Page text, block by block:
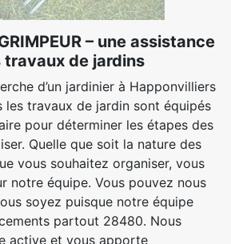
– une assistance
de jardins
d’un jardinier à Happonvilliers
les travaux de jardin sont équipés
pour déterminer les étapes des
Quelle que soit la nature des
vous souhaitez organiser, vous
notre équipe. Vous pouvez nous
soyez puisque notre équipe
partout 28480. Nous
active et vous apporte